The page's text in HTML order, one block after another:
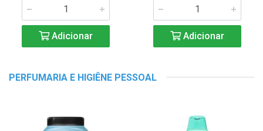
Adicionar Adicionar
PERFUMARIA E HIGIÊNE PESSOAL